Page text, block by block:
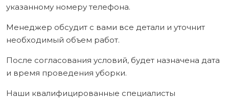
указанному номеру телефона.
Менеджер обсудит с вами все детали и уточнит
необходимый объем работ.
После согласования условий, будет назначена дата
и время проведения уборки.
Наши квалифицированные специалисты